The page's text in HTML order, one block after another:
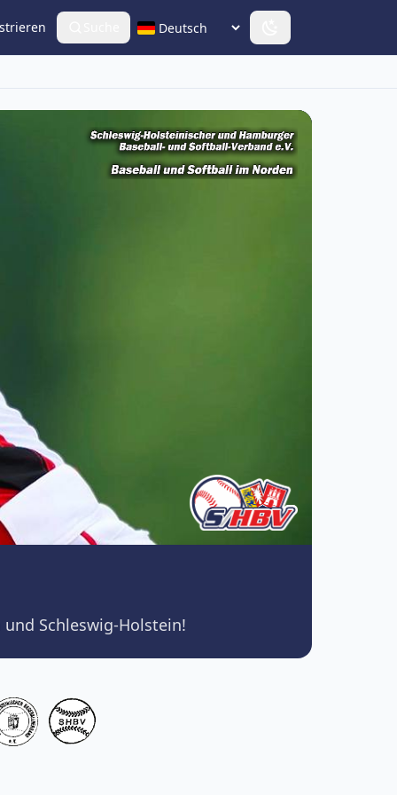
Sprache wählen
Schleswig-Holstein!